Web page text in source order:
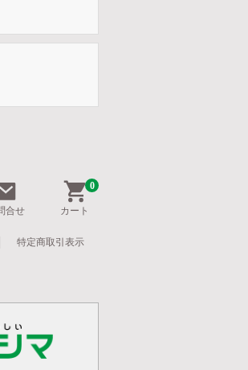
合せ
0
カート
特定商取引表示